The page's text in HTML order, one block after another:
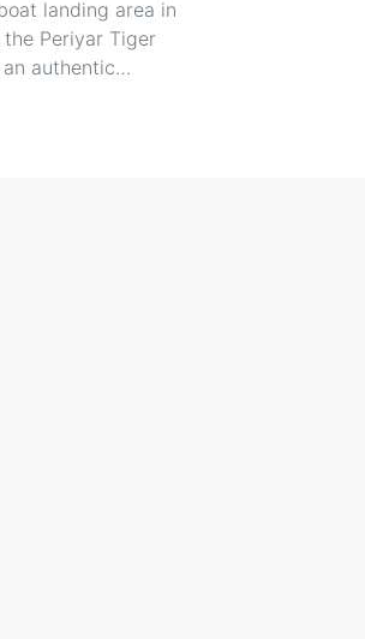
landing area in
Periyar Tiger
an authentic…